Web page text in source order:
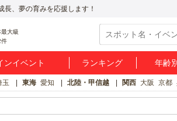
、夢の育みを応援します！
ンイベント ランキング 年齢
玉 東海 愛知 北陸・甲信越 関西 大阪 京都